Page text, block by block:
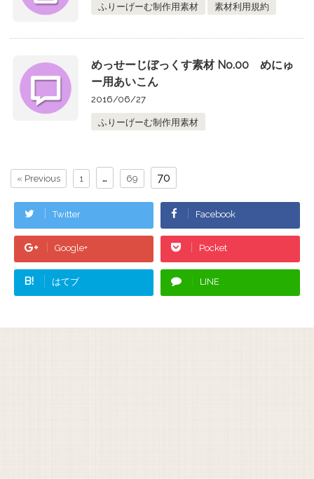
ふりーげーむ制作用素材 素材利用規約
めっせーじぼっくす素材 No.00 めにゅ
ー用あいこん
2016/06/27
ふりーげーむ制作用素材
« Previous 1 … 69 70
Twitter Facebook
Google+ Pocket
B! はてブ LINE